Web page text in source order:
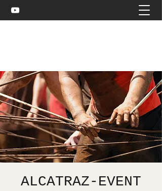
ALCATRAZ-EVENT